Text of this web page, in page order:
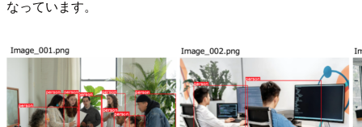
なっています。